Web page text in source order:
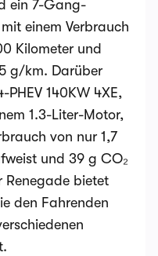
ein 7-Gang-
einem Verbrauch
Kilometer und
g/km. Darüber
PHEV 140KW 4XE,
1.3-Liter-Motor,
von nur 1,7
und 39 g CO₂
Renegade bietet
den Fahrenden